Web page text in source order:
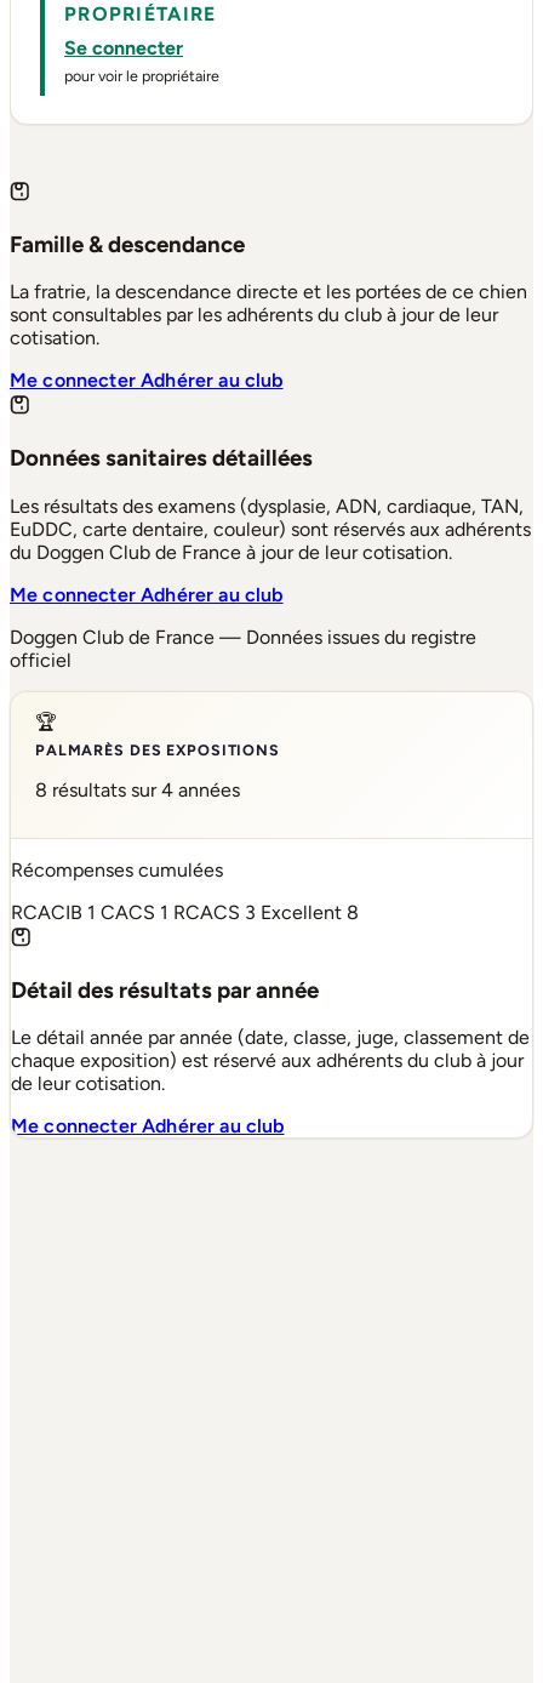
PROPRIÉTAIRE
Se connecter
pour voir le propriétaire
Famille & descendance
La fratrie, la descendance directe et les portées de ce chien
sont consultables par les adhérents du club à jour de leur
cotisation.
Me connecterAdhérer au club
Données sanitaires détaillées
Les résultats des examens (dysplasie, ADN, cardiaque, TAN,
EuDDC, carte dentaire, couleur) sont réservés aux adhérents
du Doggen Club de France à jour de leur cotisation.
Me connecterAdhérer au club
Doggen Club de France — Données issues du registre
officiel
🏆
PALMARÈS DES EXPOSITIONS
8 résultats sur 4 années
Récompenses cumulées
RCACIB 1 CACS 1 RCACS 3 Excellent 8
Détail des résultats par année
Le détail année par année (date, classe, juge, classement de
chaque exposition) est réservé aux adhérents du club à jour
de leur cotisation.
Me connecterAdhérer au club